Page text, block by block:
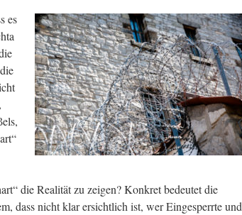
es
die Realität zu zeigen? Konkret bedeutet die
dass nicht klar ersichtlich ist, wer Eingesperrte und